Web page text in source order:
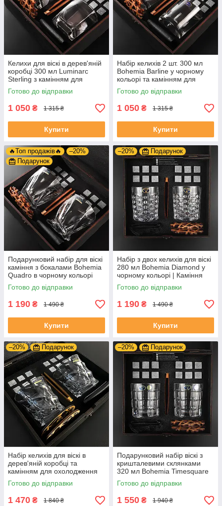
Келихи для віскі в дерев'яній
коробці 300 мл Luminarc
Sterling з камінням для
охолодження напою
Готово до відправки
1 050 ₴ 1 315 ₴
Купити
Набір келихів 2 шт. 300 мл
Bohemia Barline у чорному
кольорі та камінням для
охолодження напою
Готово до відправки
1 050 ₴ 1 315 ₴
Купити
🔥Топ продажів🔥
–20%
Подарунок
Подарунковий набір для віскі
каміння з бокалами Bohemia
Quadro в чорному кольорі
340 мл
Готово до відправки
1 190 ₴ 1 490 ₴
Купити
–20% Подарунок
Набір з двох келихів для віскі
280 мл Bohemia Diamond у
чорному кольорі | Каміння
для охолодження напою
Готово до відправки
1 190 ₴ 1 490 ₴
Купити
–20% Подарунок
Набір келихів для віскі в
дерев'яній коробці та
камінням для охолодження
напою | келихи 300 мл
Bohemia Сassablanca
Готово до відправки
1 470 ₴ 1 840 ₴
–20% Подарунок
Подарунковий набір віскі з
кришталевими склянками
320 мл Bohemia Timesquare
та камінням для
охолодження напою
Готово до відправки
1 550 ₴ 1 940 ₴